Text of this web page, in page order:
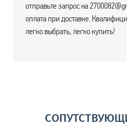
отправьте запрос на
оплата при доставке.
легко выбрать, легко купить!